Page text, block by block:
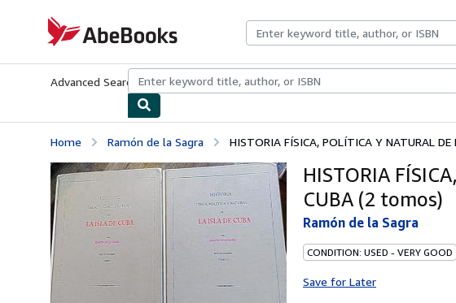
AbeBooks.com
Advanced Search Browse CollectionsRare BooksArt & Collectibles
Home Ramón de la Sagra HISTORIA FÍSICA, POLÍTICA Y NATURAL
HISTORIA
CUBA (2 tomos)
Ramón de la Sagra
CONDITION: USED - VERY GOOD
Save for Later